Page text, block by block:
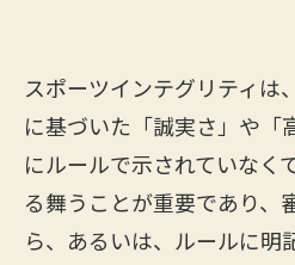
スポーツインテグリティは
に基づいた「誠実さ」や「
にルールで示されていなく
る舞うことが重要であり、
ら、あるいは、ルールに明